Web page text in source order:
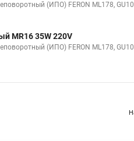
(ИПО) FERON ML178,
MR16 35W 220V
(ИПО) FERON ML178,